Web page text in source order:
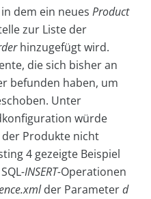
dem ein neues Product
zur Liste der
hinzugefügt wird.
die sich bisher an
befunden haben, um
Unter
würde
Produkte nicht
4 gezeigte Beispiel
-INSERT-Operationen
der Parameterd